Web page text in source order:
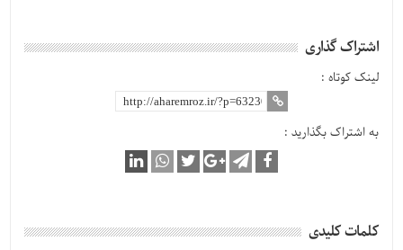
اشتراک گذاری
لینک کوتاه :
به اشتراک بگذارید :
کلمات کلیدی